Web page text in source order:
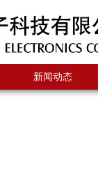
新闻动态